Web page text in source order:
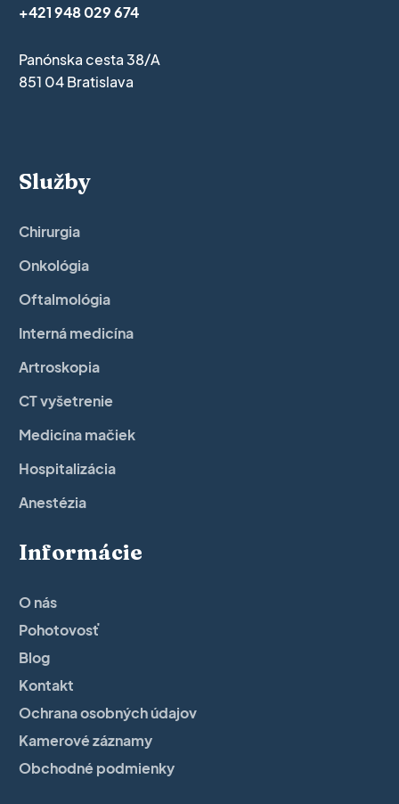
Panónska cesta 38/A
851 04 Bratislava
+421 948 029 674
Služby
Chirurgia
Onkológia
Oftalmológia
Interná medicína
Artroskopia
CT vyšetrenie
Medicína mačiek
Hospitalizácia
Anestézia
Informácie
O nás
Pohotovosť
Blog
Kontakt
Ochrana osobných údajov
Kamerové záznamy
Obchodné podmienky